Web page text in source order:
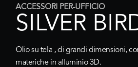
ACCESSORI PER-UFFICIO
SILVER
Olio su tela , di grandi dimensioni,
materiche in alluminio 3D.